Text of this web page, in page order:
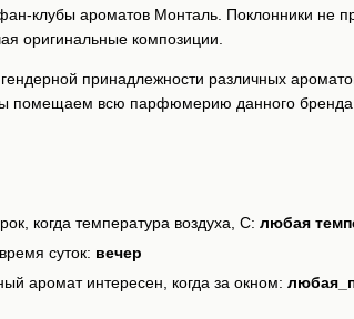
клубы ароматов Монталь. Поклонники не
оригинальные композиции.
принадлежности различных
помещаем всю парфюмерию данного бренда
когда температура воздуха, С: любая
суток: вечер
аромат интересен, когда за окном: